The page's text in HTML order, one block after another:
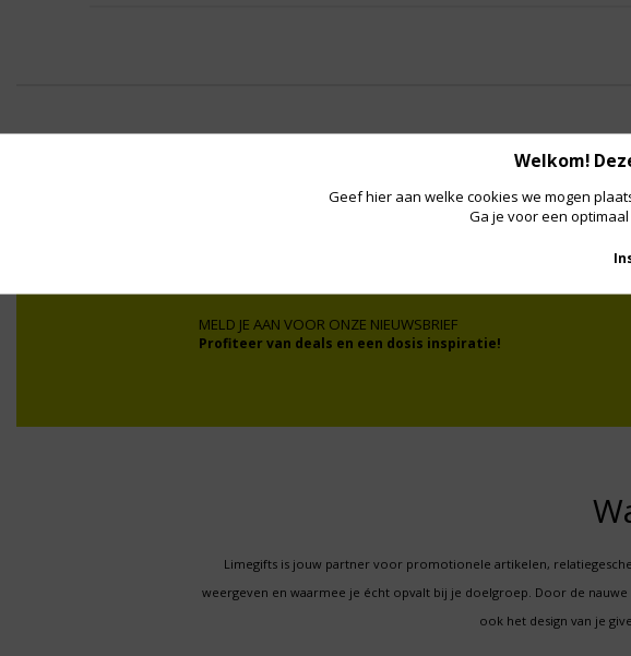
MELD JE AAN VOOR ONZE NIEUWSBRIEF
Profiteer van deals en een dosis inspiratie!
Limegifts is jouw partner voor promotionele artikelen,
weergeven en waarmee je écht opvalt bij je doelgroep. Door de
ook het design van je
Welkom!
Geef hier aan welke cookies we mogen
Ga je voor een